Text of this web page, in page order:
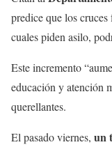
predice que los
cuales piden asilo,
Este incremento
educación y atención
querellantes.
El pasado viernes, un